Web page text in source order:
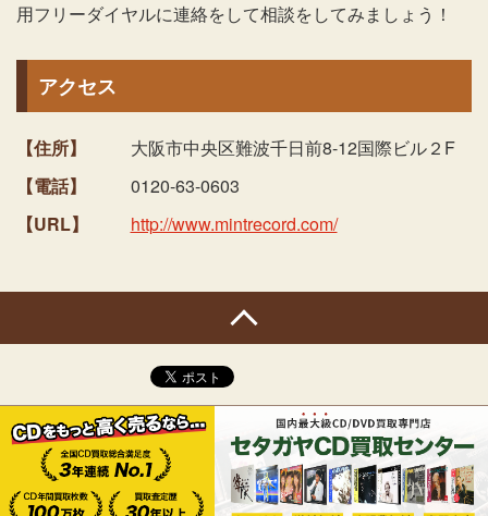
用フリーダイヤルに連絡をして相談をしてみましょう！
アクセス
【住所】
大阪市中央区難波千日前8-12国際ビル２F
【電話】
0120-63-0603
【URL】
http://www.mintrecord.com/